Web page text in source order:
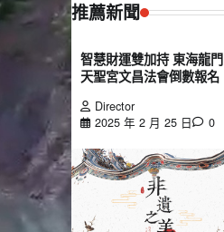
推薦新聞
智慧財運雙加持 東海龍門
天聖宮文昌法會倒數報名
Director
2025 年 2 月 25 日
0